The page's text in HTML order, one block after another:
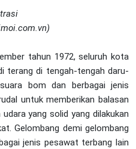
tahun 1972, seluruh kota
terang di tengah-tengah daru-
bom dan berbagai jenis
untuk memberikan balasan
yang solid yang dilakukan
Gelombang demi gelombang
jenis pesawat terbang lain